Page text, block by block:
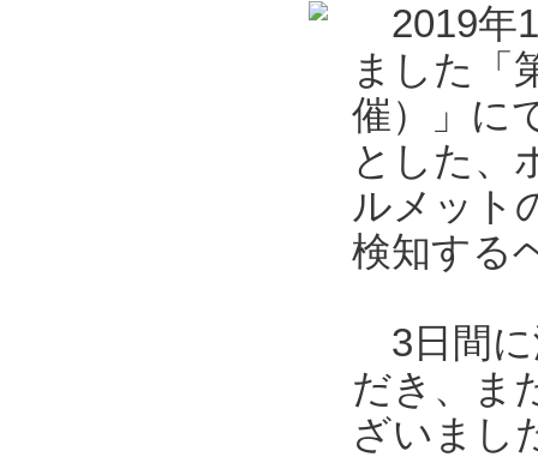
2019年1
ました「
催）」に
とした、
ルメット
検知する
3日間に
だき、ま
ざいまし